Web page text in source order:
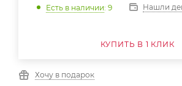
Есть в наличии: 9 Нашли
КУПИТЬ В 1 КЛИК
Хочу в подарок